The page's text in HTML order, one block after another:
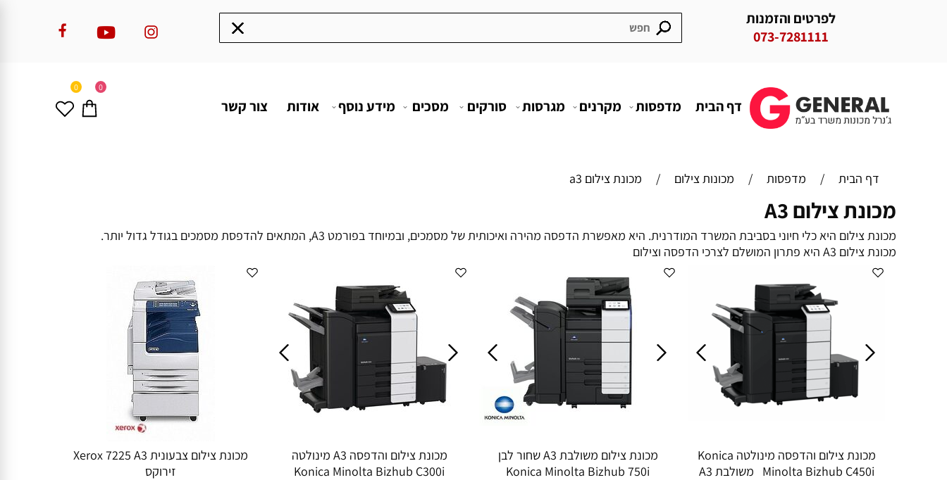
לפרטים והזמנות
073-7281111
0 0
דף הבית מדפסות מקרנים מגרסות סורקים מסכים מידע נוסף אודות צור קשר
דף הבית / מדפסות / מכונות צילום / מכונת צילום a3
מכונת צילום A3
מכונת צילום היא כלי חיוני בסביבת המשרד המודרנית. היא מאפשרת הדפסה מהירה ואיכותית של מסמכים, ובמיוחד בפורמט A3, המתאים להדפסת מסמכים בגודל גדול יותר.
מכונת צילום A3 היא פתרון המושלם לצרכי הדפסה וצילום
מכונת צילום והדפסה מינולטה Konica
Minolta Bizhub C450i משולבת A3
מכונת צילום משולבת A3 שחור לבן
Konica Minolta Bizhub 750i
מכונת צילום והדפסה A3 מינולטה
Konica Minolta Bizhub C300i
מכונת צילום צבעונית Xerox 7225 A3
זירוקס